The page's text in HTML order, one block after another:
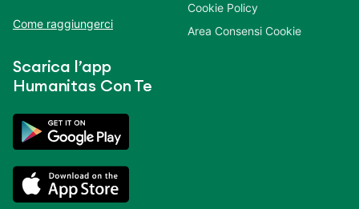
Come raggiungerci
Scarica l’app
Humanitas Con Te
Cookie Policy
Area Consensi Cookie